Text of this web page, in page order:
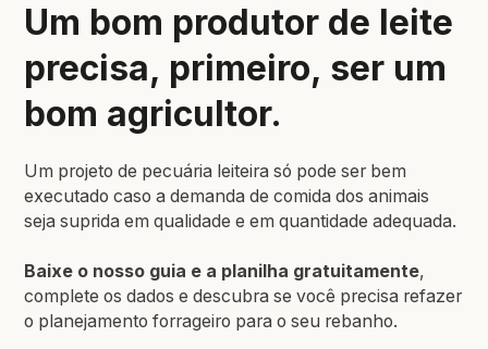
Um bom produtor de leite
precisa, primeiro, ser um
bom agricultor.
Um projeto de pecuária leiteira só pode ser bem
executado caso a demanda de comida dos animais
seja suprida em qualidade e em quantidade adequada.
Baixe o nosso guia e a planilha gratuitamente,
complete os dados e descubra se você precisa refazer
o planejamento forrageiro para o seu rebanho.